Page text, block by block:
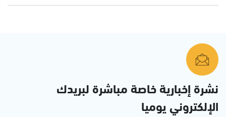
نشرة إخبارية خاصة مباشرة لبريدك
الإلكتروني يوميا